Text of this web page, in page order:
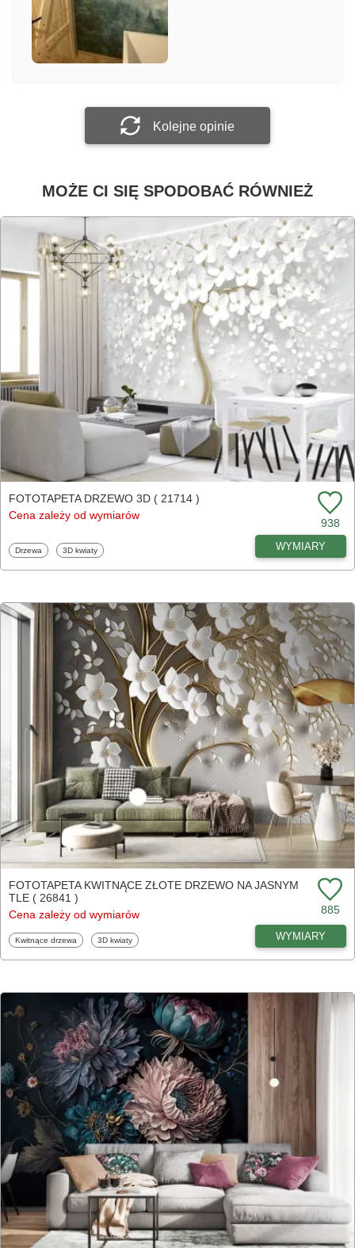
Załącz zdjęcie
Kolejne opinie
MOŻE CI SIĘ SPODOBAĆ RÓWNIEŻ
FOTOTAPETA DRZEWO 3D ( 21714 )
Cena zależy od wymiarów
938
Fototapety
Drzewa Fototapety
3D kwiaty WYMIARY
FOTOTAPETA KWITNĄCE ZŁOTE DRZEWO NA JASNYM
TLE ( 26841 )
Cena zależy od wymiarów
885
Fototapety
Kwitnące drzewa Fototapety
3D kwiaty WYMIARY